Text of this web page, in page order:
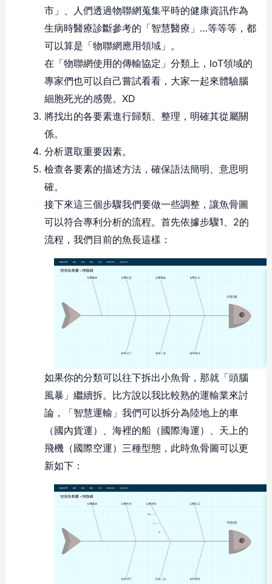
市」、人們透過物聯網蒐集平時的健康資訊作為
生病時醫療診斷參考的「智慧醫療」…等等等，都
可以算是「物聯網應用領域」。
在「物聯網使用的傳輸協定」分類上，IoT領域的
專家們也可以自己嘗試看看，大家一起來體驗腦
細胞死光的感覺。XD
將找出的各要素進行歸類、整理，明確其從屬關
係。
分析選取重要因素。
檢查各要素的描述方法，確保語法簡明、意思明
確。
接下來這三個步驟我們要做一些調整，讓魚骨圖
可以符合專利分析的流程。首先依據步驟1、2的
流程，我們目前的魚長這樣：
如果你的分類可以往下拆出小魚骨，那就「頭腦
風暴」繼續拆。比方說以我比較熟的運輸業來討
論，「智慧運輸」我們可以拆分為陸地上的車
（國內貨運）、海裡的船（國際海運）、天上的
飛機（國際空運）三種型態，此時魚骨圖可以更
新如下：